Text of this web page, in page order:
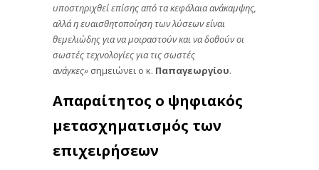
υποστηριχθεί επίσης από τα κεφάλαια ανάκαμψης,
αλλά η ευαισθητοποίηση των λύσεων είναι
θεμελιώδης για να μοιραστούν και να δοθούν οι
σωστές τεχνολογίες για τις σωστές
ανάγκες» σημειώνει ο κ. Παπαγεωργίου.
Απαραίτητος ο ψηφιακός
μετασχηματισμός των
επιχειρήσεων